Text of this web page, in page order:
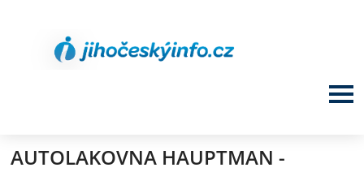
AUTOLAKOVNA HAUPTMAN -